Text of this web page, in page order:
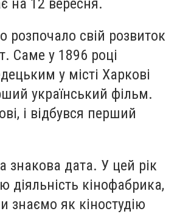
розпочало свій розвиток
Саме у 1896 році
у місті Харкові
український фільм.
і відбувся перший
знакова дата. У цей рік
діяльність кінофабрика,
знаємо як кіностудію